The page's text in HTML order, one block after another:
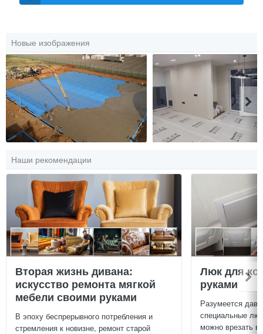
Новые изображения
Наши рекомендации
Вторая жизнь дивана:
искусство ремонта мягкой
мебели своими руками
В эпоху беспрерывного потребления и
стремления к новизне, ремонт старой
Люк для
руками
Разумеется
специальные
можно врезать